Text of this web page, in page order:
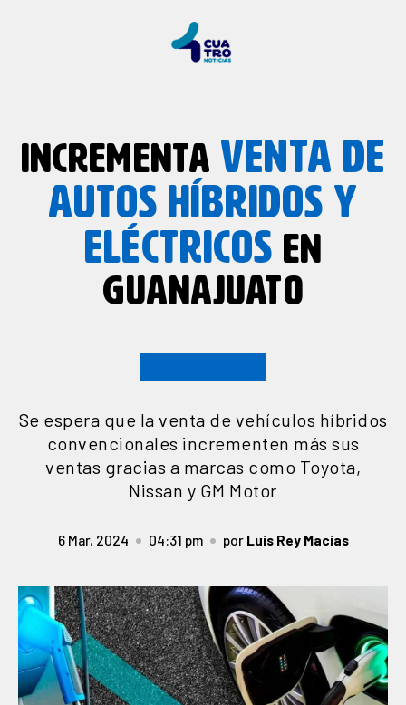
INCREMENTA VENTA DE
AUTOS HÍBRIDOS Y
ELÉCTRICOS EN
GUANAJUATO
Se espera que la venta de vehículos híbridos
convencionales incrementen más sus
ventas gracias a marcas como Toyota,
Nissan y GM Motor
6 Mar, 2024 04:31 pm por Luis Rey Macías